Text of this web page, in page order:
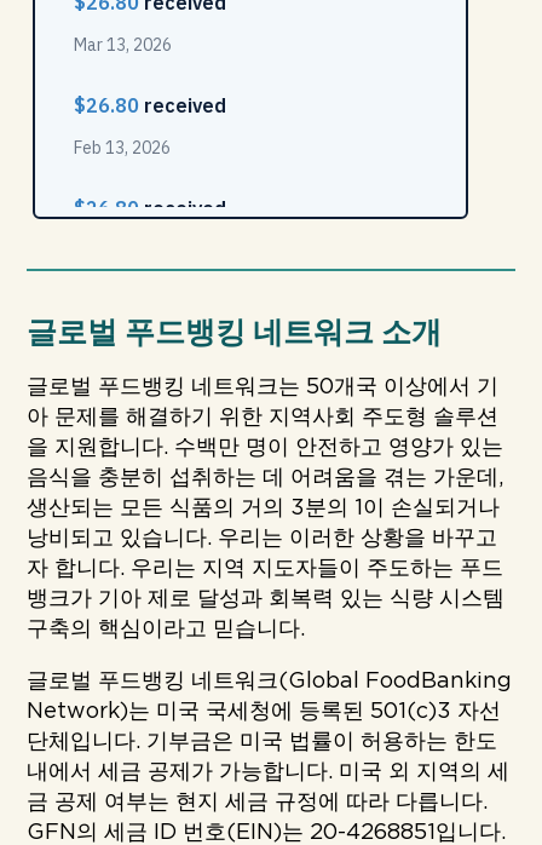
글로벌 푸드뱅킹 네트워크 소개
글로벌 푸드뱅킹 네트워크는 50개국 이상에서 기
아 문제를 해결하기 위한 지역사회 주도형 솔루션
을 지원합니다. 수백만 명이 안전하고 영양가 있는
음식을 충분히 섭취하는 데 어려움을 겪는 가운데,
생산되는 모든 식품의 거의 3분의 1이 손실되거나
낭비되고 있습니다. 우리는 이러한 상황을 바꾸고
자 합니다. 우리는 지역 지도자들이 주도하는 푸드
뱅크가 기아 제로 달성과 회복력 있는 식량 시스템
구축의 핵심이라고 믿습니다.
글로벌 푸드뱅킹 네트워크(Global FoodBanking
Network)는 미국 국세청에 등록된 501(c)3 자선
단체입니다. 기부금은 미국 법률이 허용하는 한도
내에서 세금 공제가 가능합니다. 미국 외 지역의 세
금 공제 여부는 현지 세금 규정에 따라 다릅니다.
GFN의 세금 ID 번호(EIN)는 20-4268851입니다.